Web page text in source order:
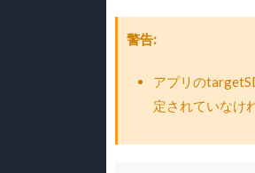
警告
アプリの
定されていなけ